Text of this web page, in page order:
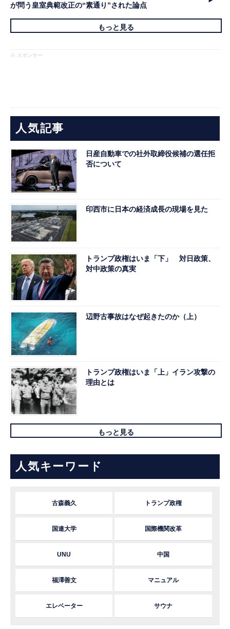
が問う皇室典範改正の“素通り”された論点
もっと見る
※ スポンサー
人気記事
日産自動車での社外取締役候補の選任拒
否について
印西市に日本の経済成長の現場を見た
トランプ政権はいま「下」 対日政策、
対中政策の真実
辺野古事故はなぜ起きたのか（上）
トランプ政権はいま「上」イラン攻撃の
理由とは
もっと見る
人気キーワード
古森義久 トランプ政権
国連大学 国際機関改革
UNU 中国
福澤善文 マニュアル
エレベーター サウナ